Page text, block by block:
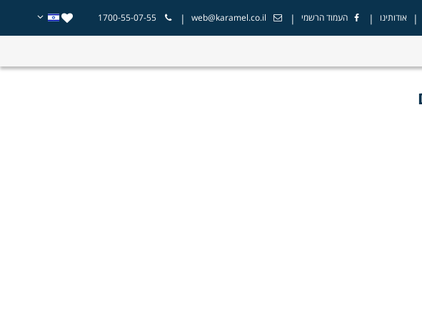
| אודותינו | העמוד הרשמי |
web@karamel.co.il
|
1700-55-07-55
לקיים ערב מהנה עם כל המשפחה או החברים בשילוב אטרקציות באזור ירושלים הגעתם
נוסף בקלות ובזריזות, כך שתוכלו לבחור אטרקציה בירושלים שמתאימה עבורכם בלי לשבור את
רק בתוך העיר עצמה. אז בחרו את האטרקציה שלכם מבין מבחר אטרקציות בירושלים והסביבה